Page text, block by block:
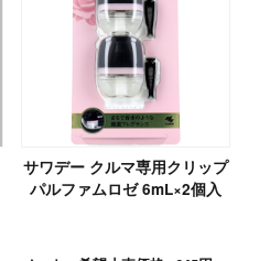
サワデー クルマ専用クリップ
パルファムロゼ 6mL×2個入